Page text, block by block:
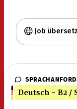
Job
Deutsch - B2 /